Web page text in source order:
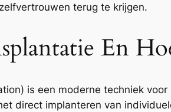
terug te krijgen.
En
is een moderne techniek
direct implanteren van